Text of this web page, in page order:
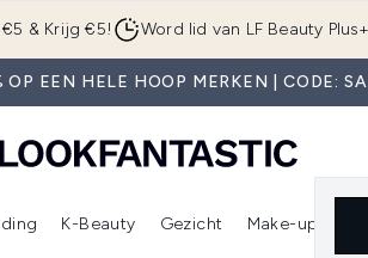
Overslaan naar de hoofdinhoud
& Krijg €5! Word lid van LF Beauty Plus+
EEN HELE HOOP MERKEN | CODE:
Enter submenu (Beauty Box) Enter submenu (New & Trending)
K-Beauty
Enter submenu (K-Beauty)
Gezicht Make-up